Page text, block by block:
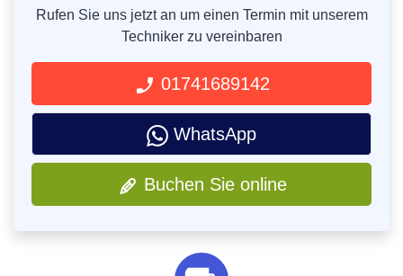
Rufen Sie uns jetzt an um einen Termin mit unserem
Techniker zu vereinbaren
01741689142
WhatsApp
Buchen Sie online